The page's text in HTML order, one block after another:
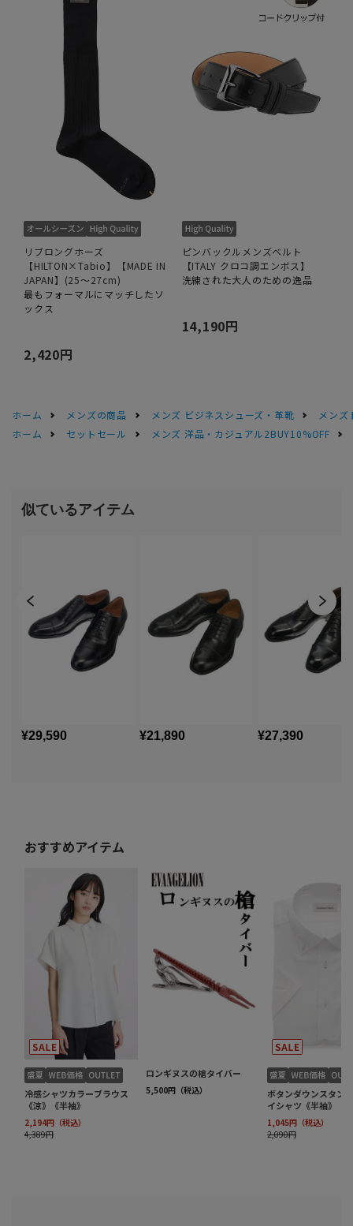
リブロングホーズ
【HILTON×Tabio】【MADE IN
JAPAN】(25～27cm)
最もフォーマルにマッチしたソ
ックス
2,420円
ピンバックルメンズベルト
【ITALY クロコ調エンボス】
洗練された大人のための逸品
14,190円
ホーム メンズの商品 メンズ ビジネスシューズ・革靴
メンズ
ホーム
セットセール メンズ 洋品・カジュアル2BUY10%OFF